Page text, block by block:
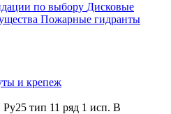
по выбору Дисковые
Пожарные гидранты
и крепеж
тип 11 ряд 1 исп. B